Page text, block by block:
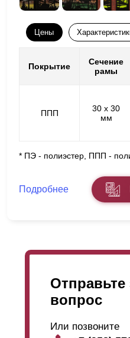
Цены
Покрытие
Сечение
рамы
ППП
30 х 30
мм
* ПЭ - полиэстер, ППП -
Подробнее
Отправьте
вопрос
Или позвоните